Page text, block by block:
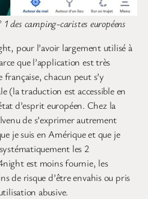
des camping-caristes européens
pour l’avoir largement utilisé à
que l’application est très
chacun peut s’y
(la traduction est accessible en
d’esprit européen. Chez la
de s’exprimer autrement
je suis en Amérique et que je
les 2
est moins fournie, les
de risque d’être envahis ou pris
abusive.